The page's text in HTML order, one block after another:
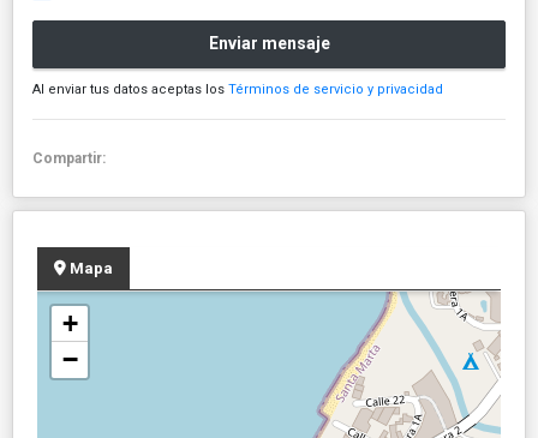
Enviar mensaje
Al enviar tus datos aceptas los Términos de servicio y privacidad
Compartir:
Mapa
+
−